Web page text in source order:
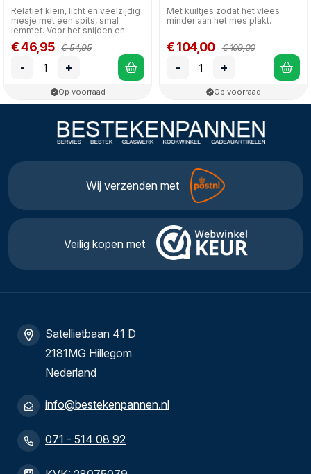
Relatief klein, licht en veelzijdig
mesje met een spits, smal
lemmet. Voor het snijden en
garneren van gr...
€ 46,95 € 54,95
- +
Op voorraad
Met kuiltjes zodat het vlees
minder aan het mes plakt.
€ 104,00 € 109,00
- +
Op voorraad
Wij verzenden met
Veilig kopen met
Satellietbaan 41 D
2181MG Hillegom
Nederland
info@bestekenpannen.nl
071 - 514 08 92